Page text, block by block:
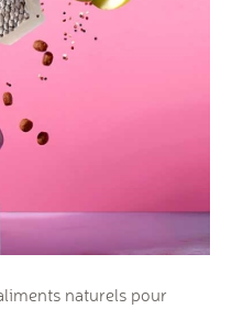
naturels pour